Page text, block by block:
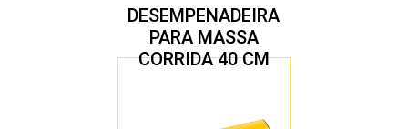
DESEMPENADEIRA
PARA MASSA
CORRIDA 40 CM